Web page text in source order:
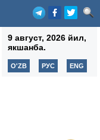
9 август, 2026 йил,
якшанба.
O'ZB РУС ENG